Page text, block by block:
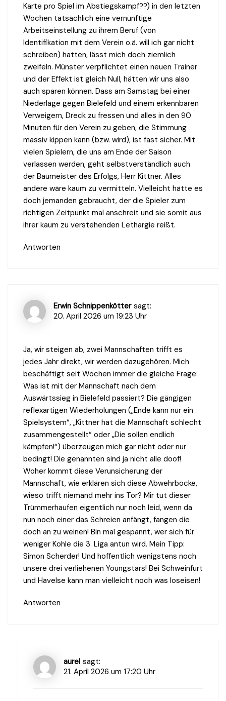
Karte pro Spiel im Abstiegskampf??) in den letzten
Wochen tatsächlich eine vernünftige
Arbeitseinstellung zu ihrem Beruf (von
Identifikation mit dem Verein o.ä. will ich gar nicht
schreiben) hatten, lässt mich doch ziemlich
zweifeln. Münster verpflichtet einen neuen Trainer
und der Effekt ist gleich Null, hätten wir uns also
auch sparen können. Dass am Samstag bei einer
Niederlage gegen Bielefeld und einem erkennbaren
Verweigern, Dreck zu fressen und alles in den 90
Minuten für den Verein zu geben, die Stimmung
massiv kippen kann (bzw. wird), ist fast sicher. Mit
vielen Spielern, die uns am Ende der Saison
verlassen werden, geht selbstverständlich auch
der Baumeister des Erfolgs, Herr Kittner. Alles
andere wäre kaum zu vermitteln. Vielleicht hätte es
doch jemanden gebraucht, der die Spieler zum
richtigen Zeitpunkt mal anschreit und sie somit aus
ihrer kaum zu verstehenden Lethargie reißt.
Antworten
Erwin Schnippenkötter sagt:
20. April 2026 um 19:23 Uhr
Ja, wir steigen ab, zwei Mannschaften trifft es
jedes Jahr direkt, wir werden dazugehören. Mich
beschäftigt seit Wochen immer die gleiche Frage:
Was ist mit der Mannschaft nach dem
Auswärtssieg in Bielefeld passiert? Die gängigen
reflexartigen Wiederholungen („Ende kann nur ein
Spielsystem“, „Kittner hat die Mannschaft schlecht
zusammengestellt“ oder „Die sollen endlich
kämpfen!“) überzeugen mich gar nicht oder nur
bedingt! Die genannten sind ja nicht alle doof!
Woher kommt diese Verunsicherung der
Mannschaft, wie erklären sich diese Abwehrböcke,
wieso trifft niemand mehr ins Tor? Mir tut dieser
Trümmerhaufen eigentlich nur noch leid, wenn da
nun noch einer das Schreien anfängt, fangen die
doch an zu weinen! Bin mal gespannt, wer sich für
weniger Kohle die 3. Liga antun wird. Mein Tipp:
Simon Scherder! Und hoffentlich wenigstens noch
unsere drei verliehenen Youngstars! Bei Schweinfurt
und Havelse kann man vielleicht noch was loseisen!
Antworten
aurel sagt:
21. April 2026 um 17:20 Uhr